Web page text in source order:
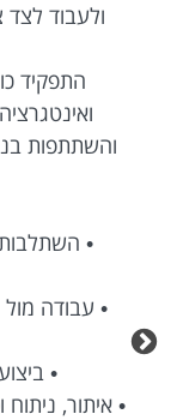
ולעבוד לצד
התפקיד
והשתתפות
•
• עבודה מול
•
• איתור,